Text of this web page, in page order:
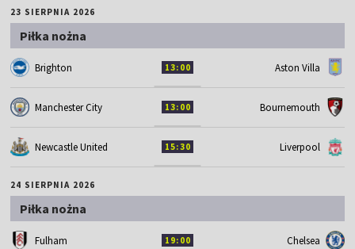
23 SIERPNIA 2026
Piłka nożna
Brighton 13:00 Aston Villa
Manchester City 13:00 Bournemouth
Newcastle United 15:30 Liverpool
24 SIERPNIA 2026
Piłka nożna
Fulham 19:00 Chelsea